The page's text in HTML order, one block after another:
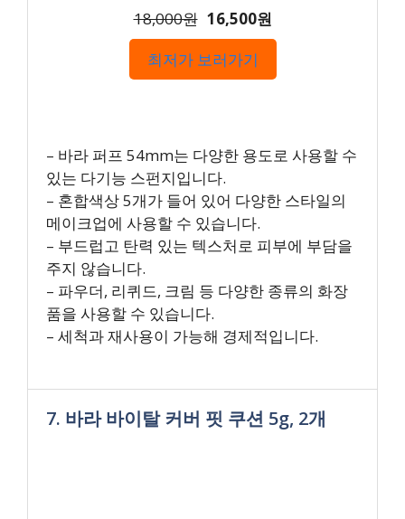
18,000원 16,500원
최저가 보러가기
– 바라 퍼프 54mm는 다양한 용도로 사용할 수
있는 다기능 스펀지입니다.
– 혼합색상 5개가 들어 있어 다양한 스타일의
메이크업에 사용할 수 있습니다.
– 부드럽고 탄력 있는 텍스처로 피부에 부담을
주지 않습니다.
– 파우더, 리퀴드, 크림 등 다양한 종류의 화장
품을 사용할 수 있습니다.
– 세척과 재사용이 가능해 경제적입니다.
7. 바라 바이탈 커버 핏 쿠션 5g, 2개